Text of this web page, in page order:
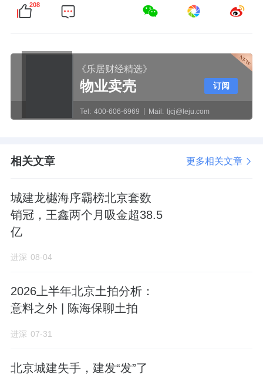
公区设置
北排3栋，首层两侧局部架空+局部配套；
大门口的8#楼首层全部架空；
西南角19#楼首层东侧架空。
东南角的17#楼为配套养老设施
的建筑造型，中间围合处为露天的内置庭院。
按照规划，该项目地上需配建1000㎡社区养老
服务驿站和300㎡温馨家园各一处。
向北隔着莲石东路，是2501-002地块，规划为
一所12班幼儿园
208
《乐居财经精选》
物业卖壳
Tel: 400-606-6969 Mail: ljcj@leju.com
订阅
相关文章 更多相关文章
城建龙樾海序霸榜北京套数
销冠，王鑫两个月吸金超38.5
亿
进深 08-04
2026上半年北京土拍分析：
意料之外 | 陈海保聊土拍
进深 07-31
北京城建失手，建发“发”了